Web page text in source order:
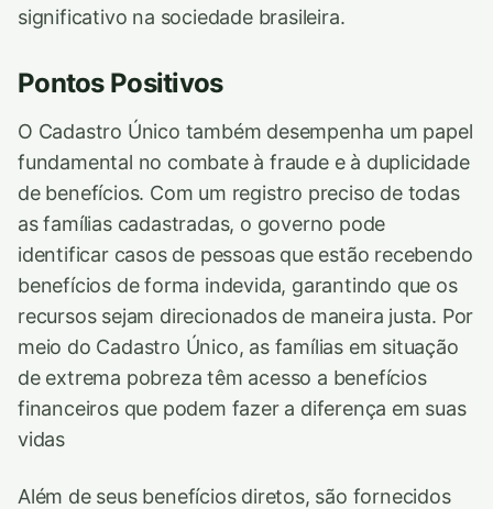
significativo na sociedade brasileira.
Pontos Positivos
O Cadastro Único também desempenha um papel
fundamental no combate à fraude e à duplicidade
de benefícios. Com um registro preciso de todas
as famílias cadastradas, o governo pode
identificar casos de pessoas que estão recebendo
benefícios de forma indevida, garantindo que os
recursos sejam direcionados de maneira justa. Por
meio do Cadastro Único, as famílias em situação
de extrema pobreza têm acesso a benefícios
financeiros que podem fazer a diferença em suas
vidas
Além de seus benefícios diretos, são fornecidos